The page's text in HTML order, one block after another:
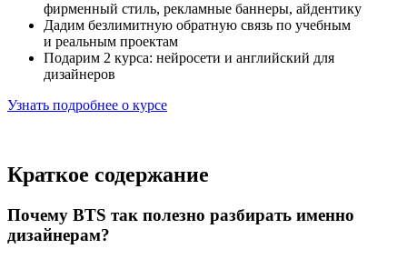
фирменный стиль, рекламные баннеры, айдентику
Дадим безлимитную обратную связь по учебным
и реальным проектам
Подарим 2 курса: нейросети и английский для
дизайнеров
Узнать подробнее о курсе
Краткое содержание
Почему BTS так полезно разбирать именно
дизайнерам?